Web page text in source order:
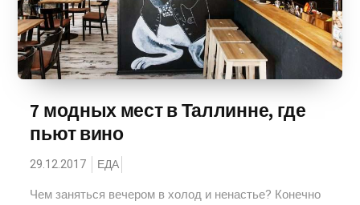
7 модных мест в Таллинне, где
пьют вино
29.12.2017 ЕДА
Чем заняться вечером в холод и ненастье? Конечно